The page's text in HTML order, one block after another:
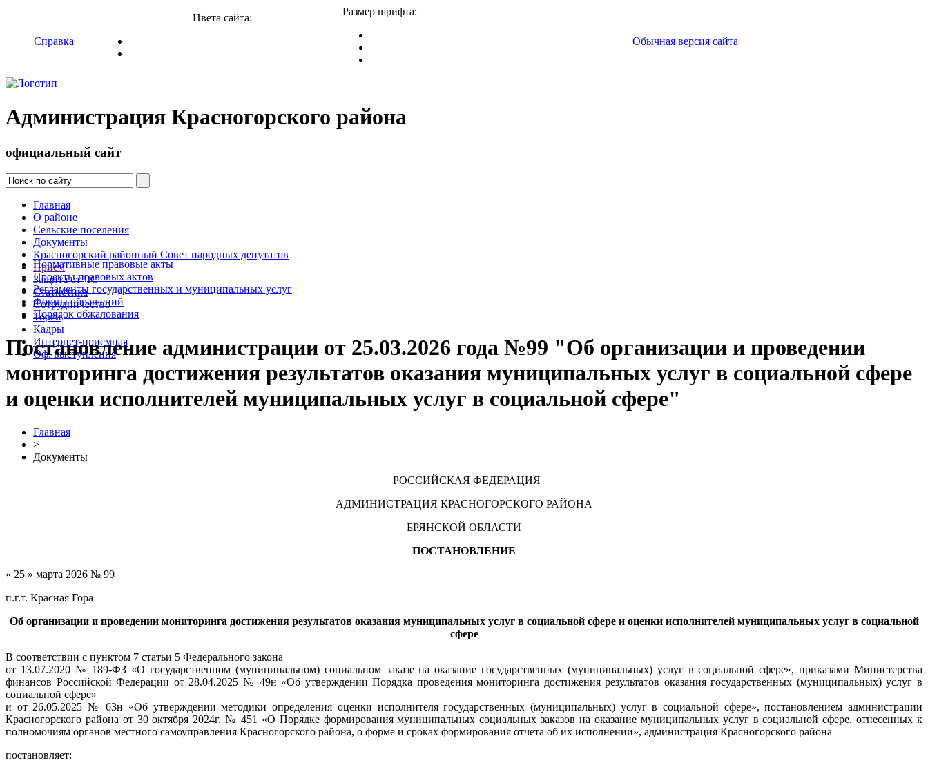
Справка
Цвета сайта:
Размер шрифта:
Обычная версия сайта
Администрация Красногорского района
официальный сайт
Главная
О районе
Сельские поселения
Документы
Красногорский районный Совет народных депутатов
Прием
Защита от ЧС
Статистика
Сотрудничество
Торги
Кадры
Интернет-приемная
Оф. выступления
Нормативные правовые акты
Проекты правовых актов
Регламенты государственных и муниципальных услуг
Формы обращений
Порядок обжалования
Постановление администрации от 25.03.2026 года №99 "Об организации и проведении
мониторинга достижения результатов оказания муниципальных услуг в социальной сфере
и оценки исполнителей муниципальных услуг в социальной сфере"
Главная
>
Документы
РОССИЙСКАЯ ФЕДЕРАЦИЯ
АДМИНИСТРАЦИЯ КРАСНОГОРСКОГО РАЙОНА
БРЯНСКОЙ ОБЛАСТИ
ПОСТАНОВЛЕНИЕ
« 25 » марта 2026 № 99
п.г.т. Красная Гора
Об организации и проведении мониторинга достижения результатов оказания муниципальных услуг в социальной сфере и оценки исполнителей муниципальных услуг в социальной
сфере
В соответствии с пунктом 7 статьи 5 Федерального закона
от 13.07.2020 № 189-ФЗ «О государственном (муниципальном) социальном заказе на оказание государственных (муниципальных) услуг в социальной сфере», приказами Министерства
финансов Российской Федерации от 28.04.2025 № 49н «Об утверждении Порядка проведения мониторинга достижения результатов оказания государственных (муниципальных) услуг в
социальной сфере»
и от 26.05.2025 № 63н «Об утверждении методики определения оценки исполнителя государственных (муниципальных) услуг в социальной сфере», постановлением администрации
Красногорского района от 30 октября 2024г. № 451 «О Порядке формирования муниципальных социальных заказов на оказание муниципальных услуг в социальной сфере, отнесенных к
полномочиям органов местного самоуправления Красногорского района, о форме и сроках формирования отчета об их исполнении», администрация Красногорского района
постановляет: